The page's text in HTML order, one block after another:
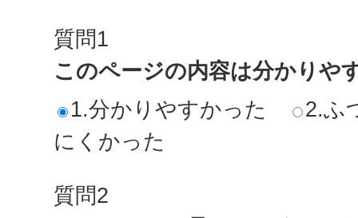
質問1
このページの内容は分かりや
1.分かりやすかった
2.ふ
にくかった
質問2